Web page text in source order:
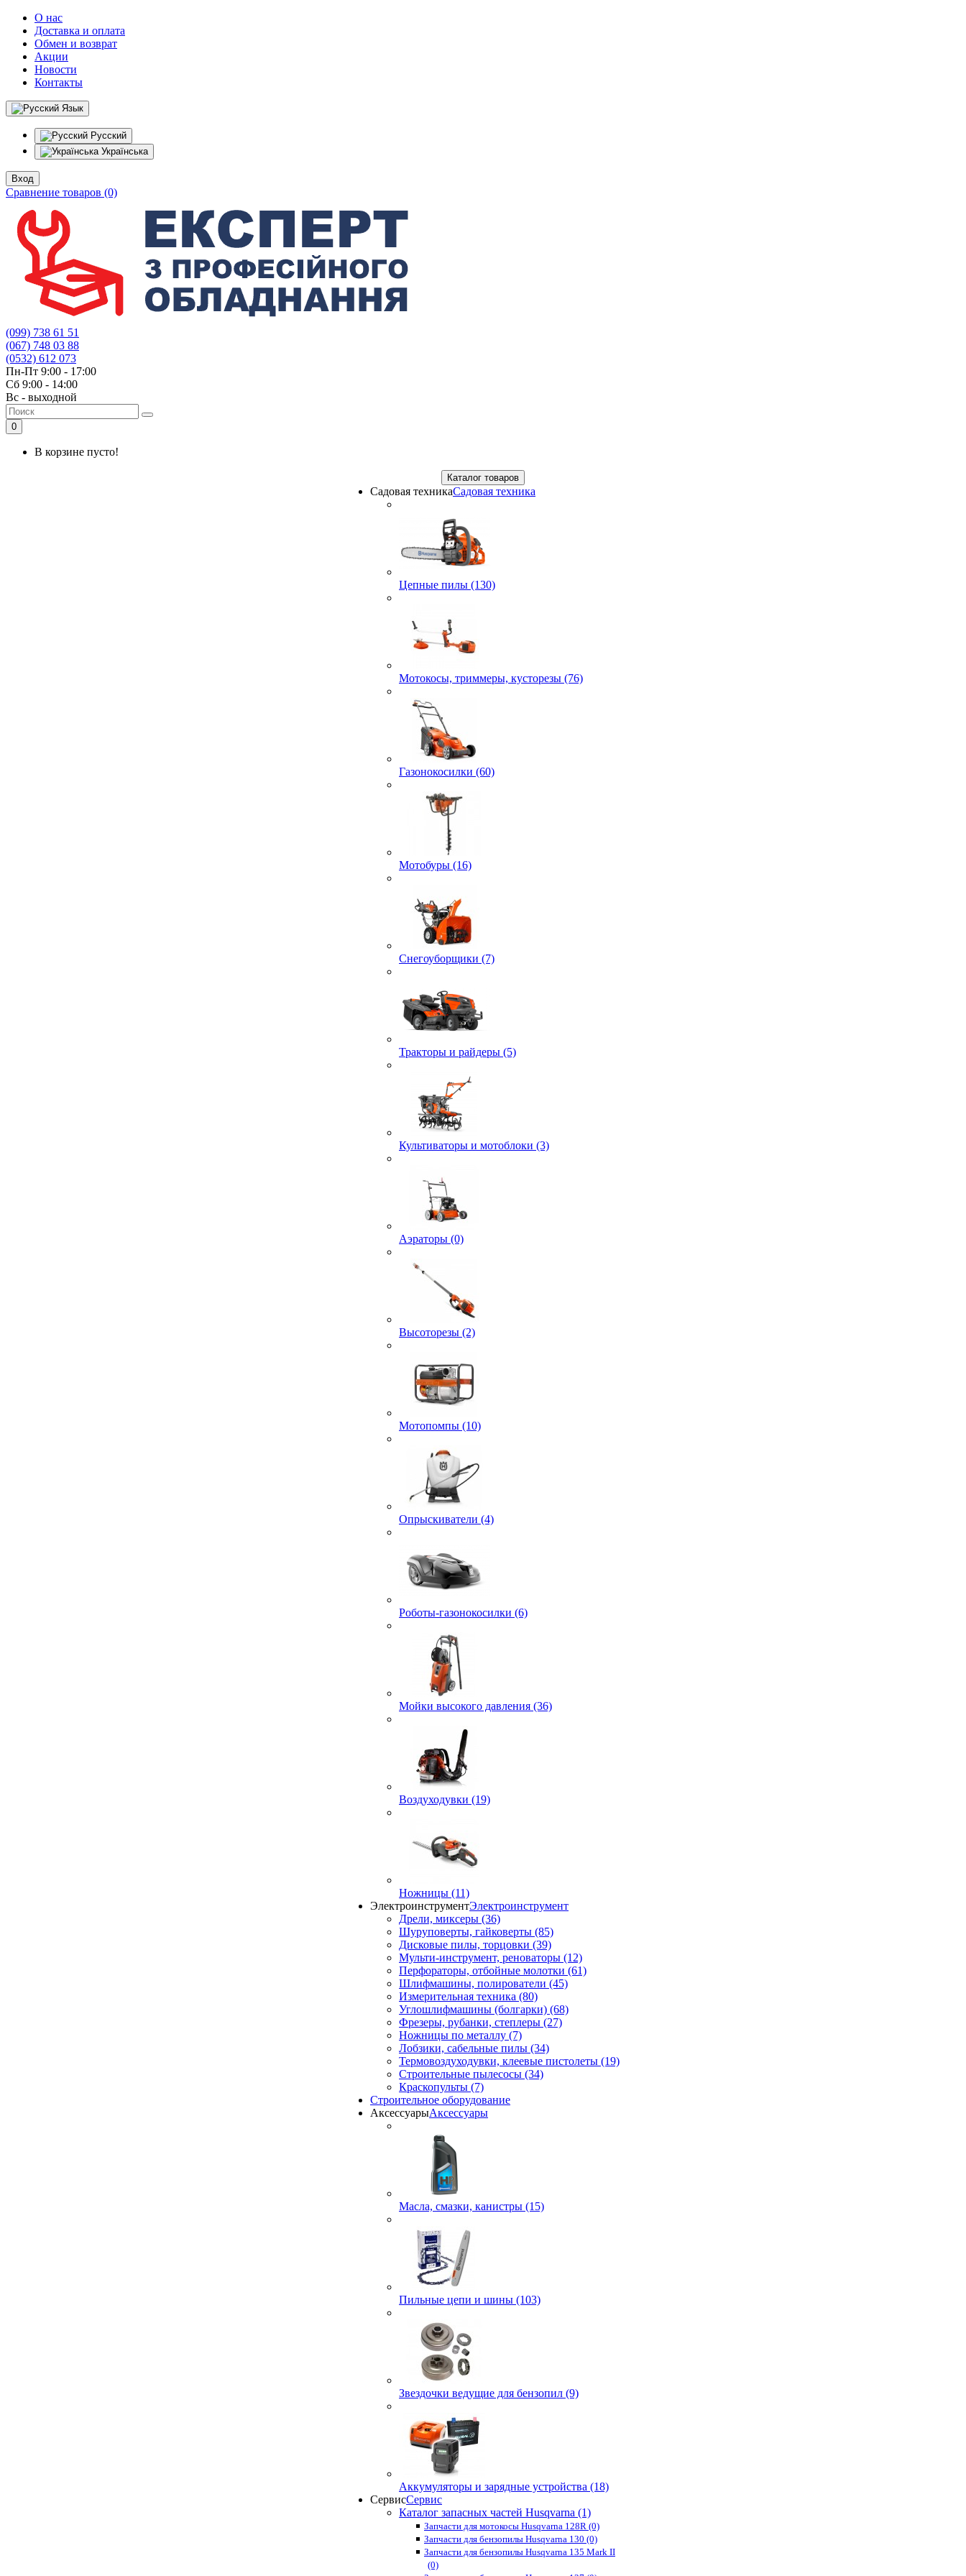
О нас
Доставка и оплата
Обмен и возврат
Акции
Новости
Контакты
Язык
Русский
Українська
Вход
Сравнение товаров (0)
(099) 738 61 51
(067) 748 03 88
(0532) 612 073
Пн-Пт 9:00 - 17:00
Сб 9:00 - 14:00
Вс - выходной
0
В корзине пусто!
Каталог товаров
Садовая техникаСадовая техника
Цепные пилы (130)
Мотокосы, триммеры, кусторезы (76)
Газонокосилки (60)
Мотобуры (16)
Снегоуборщики (7)
Тракторы и райдеры (5)
Культиваторы и мотоблоки (3)
Аэраторы (0)
Высоторезы (2)
Мотопомпы (10)
Опрыскиватели (4)
Роботы-газонокосилки (6)
Мойки высокого давления (36)
Воздуходувки (19)
Ножницы (11)
ЭлектроинструментЭлектроинструмент
Дрели, миксеры (36)
Шуруповерты, гайковерты (85)
Дисковые пилы, торцовки (39)
Мульти-инструмент, реноваторы (12)
Перфораторы, отбойные молотки (61)
Шлифмашины, полирователи (45)
Измерительная техника (80)
Углошлифмашины (болгарки) (68)
Фрезеры, рубанки, степлеры (27)
Ножницы по металлу (7)
Лобзики, сабельные пилы (34)
Термовоздуходувки, клеевые пистолеты (19)
Строительные пылесосы (34)
Краскопульты (7)
Строительное оборудование
АксессуарыАксессуары
Масла, смазки, канистры (15)
Пильные цепи и шины (103)
Звездочки ведущие для бензопил (9)
Аккумуляторы и зарядные устройства (18)
СервисСервис
Каталог запасных частей Husqvarna (1)
Запчасти для мотокосы Husqvarna 128R (0)
Запчасти для бензопилы Husqvarna 130 (0)
Запчасти для бензопилы Husqvarna 135 Mark II
(0)